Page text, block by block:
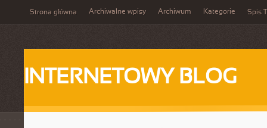
Strona główna Archiwalne wpisy Archiwum Kategorie Spis
INTERNETOWY BLOG